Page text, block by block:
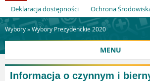
Deklaracja dostępności
Ochrona
Wybory »Wybory Prezydenckie 2020
MENU
Informacja o czynnym i